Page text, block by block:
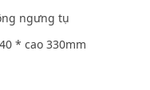
ngưng tụ
* cao 330mm